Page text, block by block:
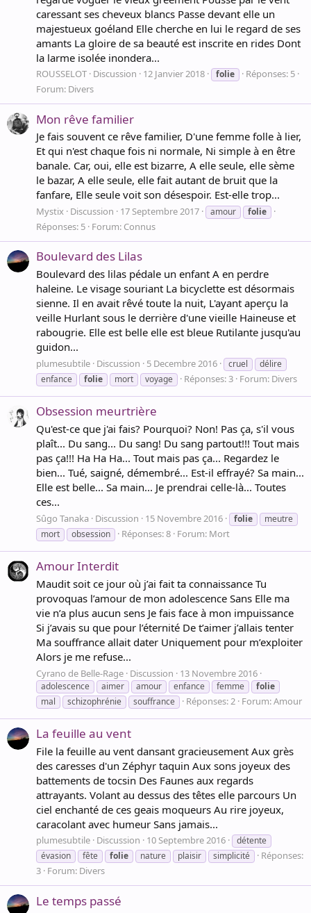
caressant ses cheveux blancs Passe devant elle un
majestueux goéland Elle cherche en lui le regard de ses
amants La gloire de sa beauté est inscrite en rides Dont
la larme isolée inondera...
ROUSSELOT Discussion 12 Janvier 2018 folie
Réponses: 5
Forum: Divers
Mon rêve familier
Je fais souvent ce rêve familier, D'une femme folle à lier,
Et qui n'est chaque fois ni normale, Ni simple à en être
banale. Car, oui, elle est bizarre, A elle seule, elle sème
le bazar, A elle seule, elle fait autant de bruit que la
fanfare, Elle seule voit son désespoir. Est-elle trop...
Mystix Discussion 17 Septembre 2017 amour folie
Réponses: 5 Forum: Connus
Boulevard des Lilas
Boulevard des lilas pédale un enfant A en perdre
haleine. Le visage souriant La bicyclette est désormais
sienne. Il en avait rêvé toute la nuit, L'ayant aperçu la
veille Hurlant sous le derrière d'une vieille Haineuse et
rabougrie. Elle est belle elle est bleue Rutilante jusqu'au
guidon...
plumesubtile Discussion 5 Decembre 2016 cruel
délire
enfance
folie mort voyage Réponses: 3 Forum: Divers
Obsession meurtrière
Qu'est-ce que j'ai fais? Pourquoi? Non! Pas ça, s'il vous
plaît... Du sang... Du sang! Du sang partout!!! Tout mais
pas ça!!! Ha Ha Ha... Tout mais pas ça... Regardez le
bien... Tué, saigné, démembré... Est-il effrayé? Sa main...
Elle est belle... Sa main... Je prendrai celle-là... Toutes
ces...
Sûgo Tanaka Discussion 15 Novembre 2016 folie
meutre
mort
obsession Réponses: 8 Forum: Mort
Amour Interdit
Maudit soit ce jour où j’ai fait ta connaissance Tu
provoquas l’amour de mon adolescence Sans Elle ma
vie n’a plus aucun sens Je fais face à mon impuissance
Si j’avais su que pour l’éternité De t’aimer j’allais tenter
Ma souffrance allait dater Uniquement pour m’exploiter
Alors je me refuse...
Cyrano de Belle-Rage Discussion 13 Novembre 2016
adolescence aimer amour enfance femme
folie
mal
schizophrénie souffrance Réponses: 2 Forum:Amour
La feuille au vent
File la feuille au vent dansant gracieusement Aux grès
des caresses d'un Zéphyr taquin Aux sons joyeux des
battements de tocsin Des Faunes aux regards
attrayants. Volant au dessus des têtes elle parcours Un
ciel enchanté de ces geais moqueurs Au rire joyeux,
caracolant avec humeur Sans jamais...
plumesubtile Discussion 10 Septembre 2016
détente
évasion
fête folie nature plaisir simplicité
Réponses:
3 Forum: Divers
Le temps passé